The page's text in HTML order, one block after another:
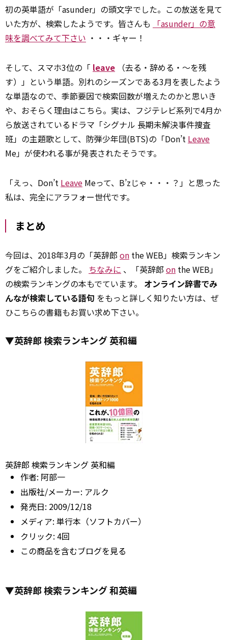
初の英単語が「asunder」の頭文字でした。この放送を見て
いた方が、検索したようです。皆さんも
「asunder」の意
味を調べてみて下さい ・・・ギャー！
そして、スマホ3位の「 leave
（去る・辞める・～を残
す）」という単語。別れのシーズンである3月を表したよう
な単語なので、季節要因で検索回数が増えたのかと思いき
や、おそらく理由はこちら。実は、フジテレビ系列で4月か
ら放送されているドラマ「シグナル 長期未解決事件捜査
班」の主題歌として、防弾少年団(BTS)の「Don’t Leave
Me」が使われる事が発表されたそうです。
「えっ、Don’t Leave Meって、B’zじゃ・・・？」と思った
私は、完全にアラフォー世代です。
まとめ
今回は、2018年3月の「英辞郎 on the WEB」検索ランキン
グをご紹介しました。 ちなみに 、「英辞郎 on the WEB」
の検索ランキングの本もでています。 オンライン辞書でみ
んなが検索している語句 をもっと詳しく知りたい方は、ぜ
ひこちらの書籍もお買い求め下さい。
▼英辞郎 検索ランキング 英和編
英辞郎 検索ランキング 英和編
作者: 阿部一
出版社/メーカー: アルク
発売日: 2009/12/18
メディア: 単行本（ソフトカバー）
クリック: 4回
この商品を含むブログを見る
▼英辞郎 検索ランキング 和英編